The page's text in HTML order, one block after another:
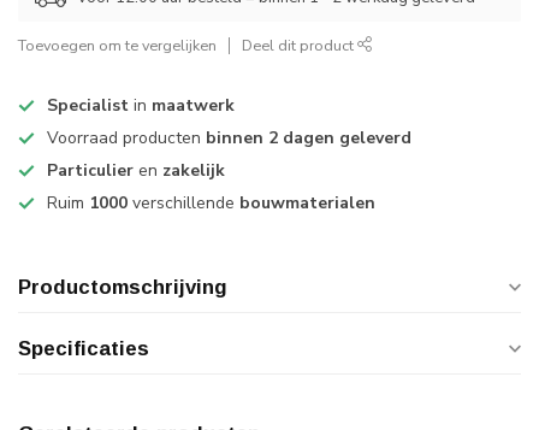
Toevoegen om te vergelijken Deel dit product
Specialist in maatwerk
Voorraad producten binnen 2 dagen geleverd
Particulier en zakelijk
Ruim 1000 verschillende bouwmaterialen
Productomschrijving
Specificaties